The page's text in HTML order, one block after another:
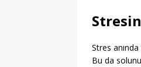
Stres
Bu da